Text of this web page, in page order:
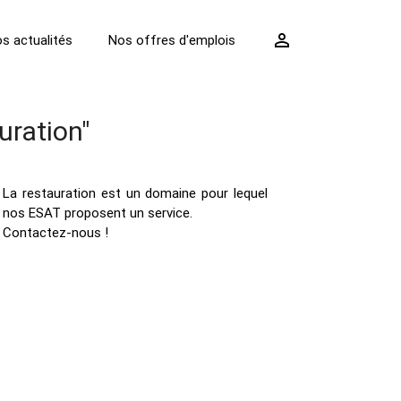
actualités Nos offres d'emplois perm_identity
La restauration est un domaine pour lequel
nos ESAT proposent un service.
Contactez-nous !